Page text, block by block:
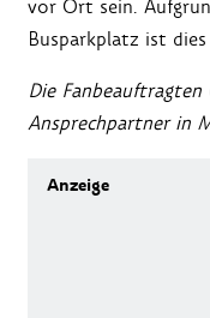
vor Ort sein.
Busparkplatz ist
Die
Ansprechpartner in